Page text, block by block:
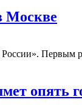
Москве
Первым
опять